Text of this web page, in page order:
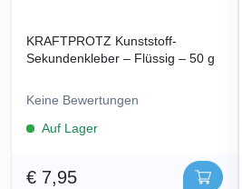
KRAFTPROTZ Kunststoff-
Sekundenkleber – Flüssig – 50 g
Keine Bewertungen
Auf Lager
€ 7,95